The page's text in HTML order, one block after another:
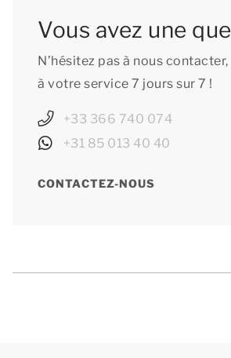
Vous avez une
N’hésitez pas à nous
à votre service 7 jours sur 7 !
+33 366 740 074
+31 85 013 40 40
CONTACTEZ-NOUS